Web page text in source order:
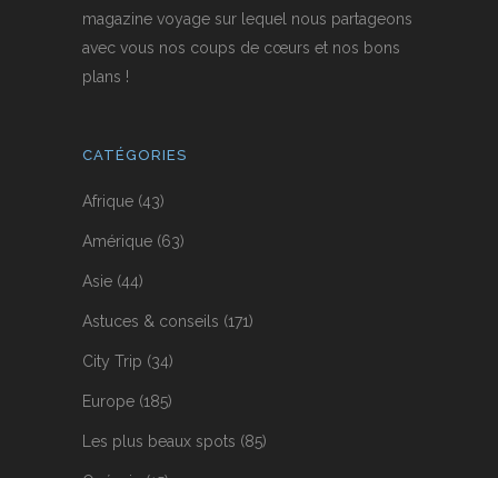
magazine voyage sur lequel nous partageons
avec vous nos coups de cœurs et nos bons
plans !
CATÉGORIES
Afrique (43)
Amérique (63)
Asie (44)
Astuces & conseils (171)
City Trip (34)
Europe (185)
Les plus beaux spots (85)